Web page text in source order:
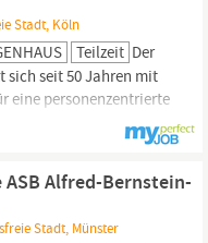
Stadt, Köln
Teilzeit Der
sich seit 50 Jahren mit
eine personenzentrierte
weiter und setzen
Dialog mit Betroffenen,
Alfred-Bernstein-
Stadt, Münster